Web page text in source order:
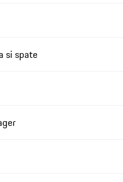
si spate